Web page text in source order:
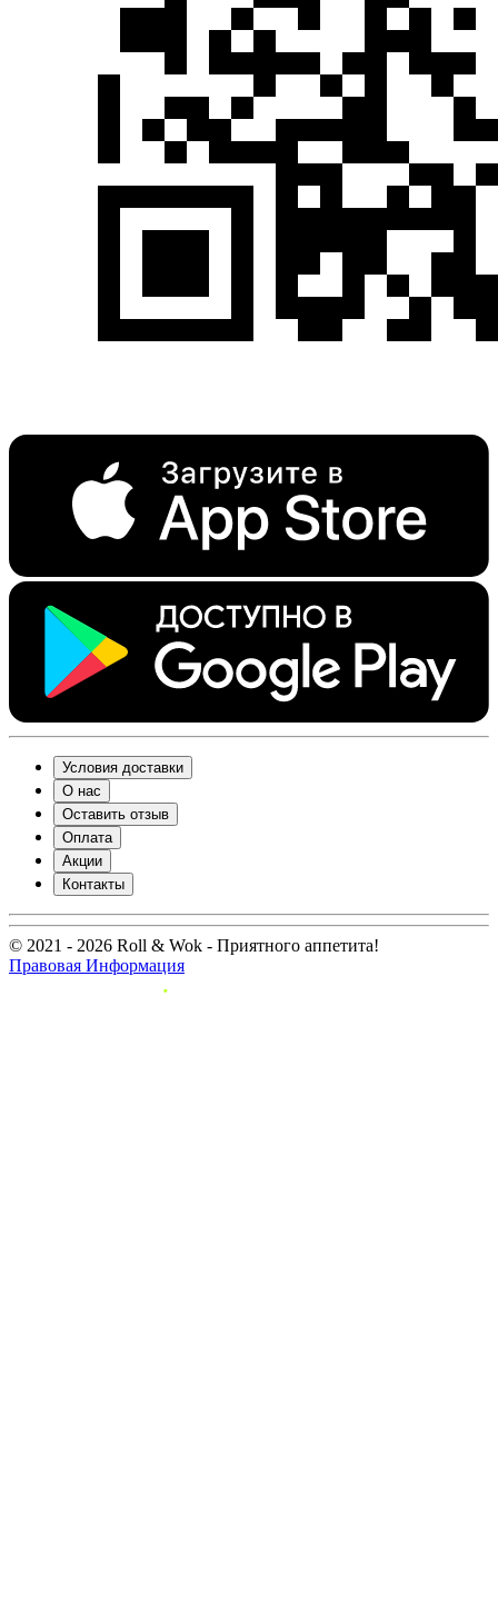
Условия доставки
О нас
Оставить отзыв
Оплата
Акции
Контакты
© 2021 - 2026 Roll & Wok - Приятного аппетита!
Правовая Информация